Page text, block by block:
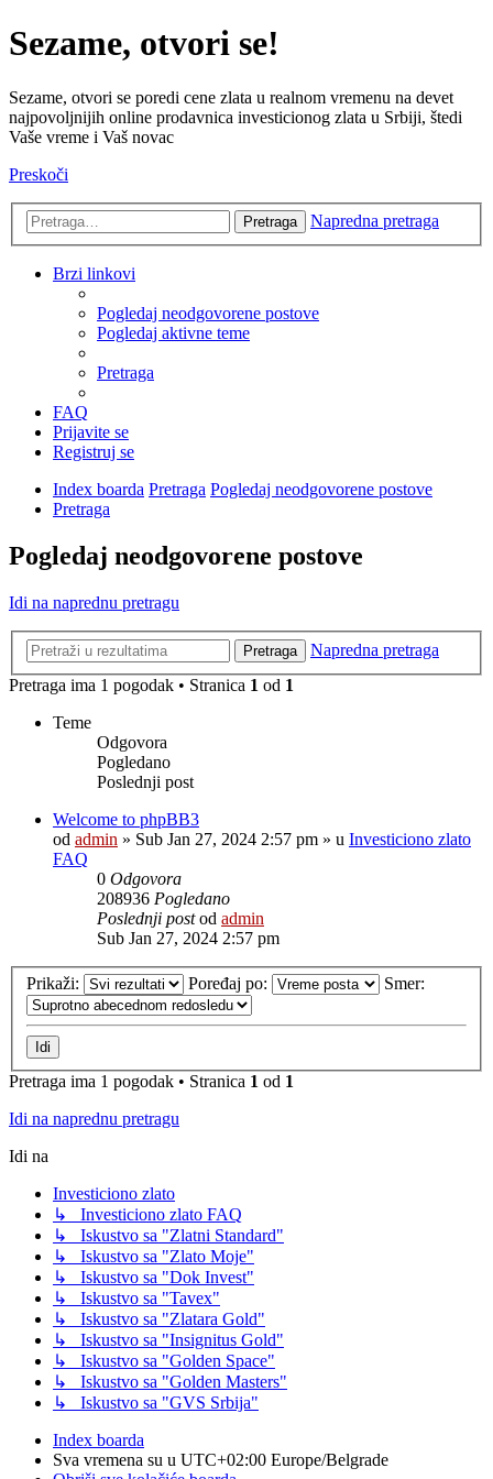
Sezame, otvori se!
Sezame, otvori se poredi cene zlata u realnom vremenu na devet
najpovoljnijih online prodavnica investicionog zlata u Srbiji, štedi
Vaše vreme i Vaš novac
Preskoči
Pretraga Napredna pretraga
Brzi linkovi
Pogledaj neodgovorene postove
Pogledaj aktivne teme
Pretraga
FAQ
Prijavite se
Registruj se
Index boarda Pretraga Pogledaj neodgovorene postove
Pretraga
Pogledaj neodgovorene postove
Idi na naprednu pretragu
Pretraga
Napredna pretraga
Pretraga ima 1 pogodak • Stranica 1 od 1
Teme
Odgovora
Pogledano
Poslednji post
Welcome to phpBB3
od admin » Sub Jan 27, 2024 2:57 pm » u Investiciono zlato
FAQ
0 Odgovora
208936 Pogledano
Poslednji postod admin
Sub Jan 27, 2024 2:57 pm
Prikaži: Poređaj po: Smer:
Pretraga ima 1 pogodak • Stranica 1 od 1
Idi na naprednu pretragu
Idi na
Investiciono zlato
↳ Investiciono zlato FAQ
↳ Iskustvo sa "Zlatni Standard"
↳ Iskustvo sa "Zlato Moje"
↳ Iskustvo sa "Dok Invest"
↳ Iskustvo sa "Tavex"
↳ Iskustvo sa "Zlatara Gold"
↳ Iskustvo sa "Insignitus Gold"
↳ Iskustvo sa "Golden Space"
↳ Iskustvo sa "Golden Masters"
↳ Iskustvo sa "GVS Srbija"
Index boarda
Sva vremena su u UTC+02:00 Europe/Belgrade